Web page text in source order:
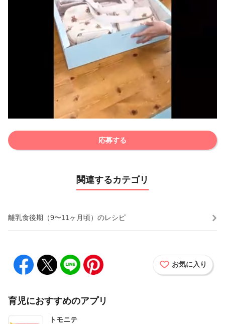
応募する
関連するカテゴリ
離乳食後期（9〜11ヶ月頃）のレシピ
お気に入り
育児におすすめのアプリ
トモニテ